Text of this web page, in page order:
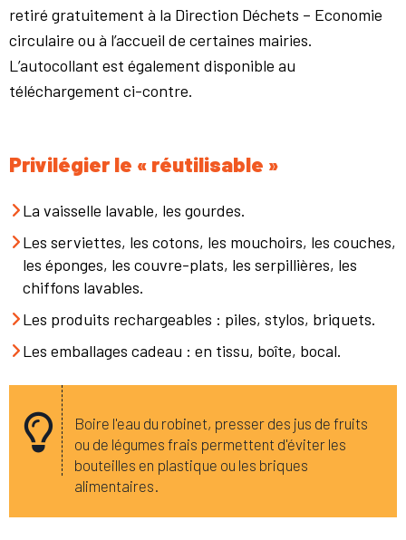
retiré gratuitement à la Direction Déchets – Economie
circulaire ou à l’accueil de certaines mairies.
L’autocollant est également disponible au
téléchargement ci-contre.
Privilégier le « réutilisable »
La vaisselle lavable, les gourdes.
Les serviettes, les cotons, les mouchoirs, les couches,
les éponges, les couvre-plats, les serpillières, les
chiffons lavables.
Les produits rechargeables : piles, stylos, briquets.
Les emballages cadeau : en tissu, boîte, bocal.
Boire l'eau du robinet, presser des jus de fruits
ou de légumes frais permettent d'éviter les
bouteilles en plastique ou les briques
alimentaires.